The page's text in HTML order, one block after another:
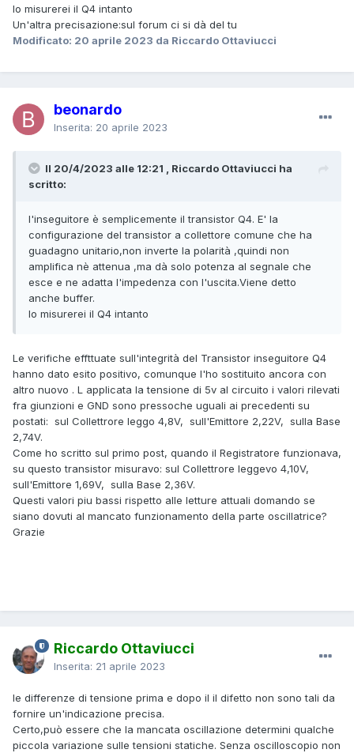
Io misurerei il Q4 intanto
Un'altra precisazione:sul forum ci si dà del tu
Modificato: 20 aprile 2023 da Riccardo Ottaviucci
beonardo
Inserita: 20 aprile 2023
Il 20/4/2023 alle 12:21 , Riccardo Ottaviucci ha
scritto:
l'inseguitore è semplicemente il transistor Q4. E' la
configurazione del transistor a collettore comune che ha
guadagno unitario,non inverte la polarità ,quindi non
amplifica nè attenua ,ma dà solo potenza al segnale che
esce e ne adatta l'impedenza con l'uscita.Viene detto
anche buffer.
Io misurerei il Q4 intanto
Le verifiche effttuate sull'integrità del Transistor inseguitore Q4
hanno dato esito positivo, comunque l'ho sostituito ancora con
altro nuovo . L applicata la tensione di 5v al circuito i valori rilevati
fra giunzioni e GND sono pressoche uguali ai precedenti su
postati: sul Collettrore leggo 4,8V, sull'Emittore 2,22V, sulla Base
2,74V.
Come ho scritto sul primo post, quando il Registratore funzionava,
su questo transistor misuravo: sul Collettrore leggevo 4,10V,
sull'Emittore 1,69V, sulla Base 2,36V.
Questi valori piu bassi rispetto alle letture attuali domando se
siano dovuti al mancato funzionamento della parte oscillatrice?
Grazie
Riccardo Ottaviucci
Inserita: 21 aprile 2023
le differenze di tensione prima e dopo il il difetto non sono tali da
fornire un'indicazione precisa.
Certo,può essere che la mancata oscillazione determini qualche
piccola variazione sulle tensioni statiche. Senza oscilloscopio non